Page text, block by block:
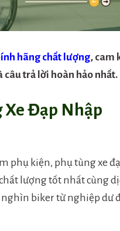
hãng chất lượng, cam
câu trả lời hoàn hảo nhất.
Xe Đạp Nhập
phụ kiện, phụ tùng xe
lượng tốt nhất cùng
nghìn biker từ nghiệp dư